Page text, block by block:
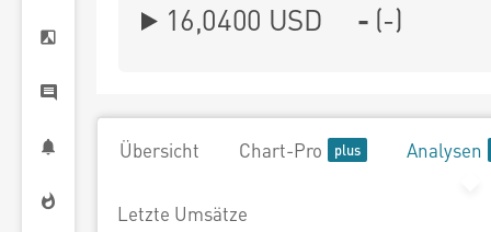
16,0400 USD - (-)
Übersicht Chart-Pro Analysen
Letzte Umsätze